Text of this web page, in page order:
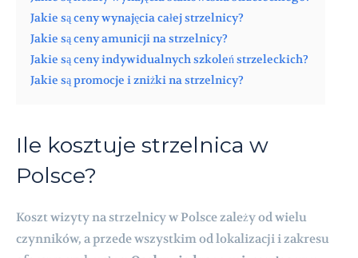
Jakie są ceny wynajęcia całej strzelnicy?
Jakie są ceny amunicji na strzelnicy?
Jakie są ceny indywidualnych szkoleń strzeleckich?
Jakie są promocje i zniżki na strzelnicy?
Ile kosztuje strzelnica w
Polsce?
Koszt wizyty na strzelnicy w Polsce zależy od wielu
czynników, a przede wszystkim od lokalizacji i zakresu